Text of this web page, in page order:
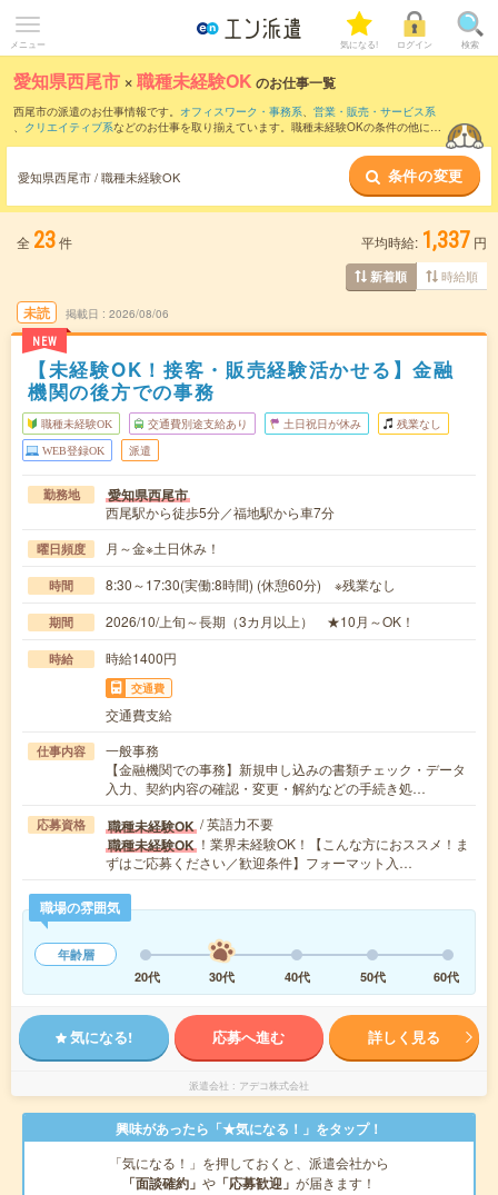
メニュー 気になる! ログイン 検索
愛知県西尾市 ×職種未経験OK のお仕事一覧
西尾市の派遣のお仕事情報です。 オフィスワーク・事務系、 営業・販売・サービス系
、 クリエイティブ系などのお仕事を取り揃えています。職種未経験OKの条件の他に、
愛知県西尾市 / 職種未経験OK 条件の変更
全 23件 平均時給: 1,337 円
新着順 時給順
未読
NEW
掲載日 2026/08/06
【未経験OK！接客・販売経験活かせる】金融
機関の後方での事務
職種未経験OK 交通費別途支給あり 土日祝日が休み 残業なし
WEB登録OK 派遣
勤務地 愛知県西尾市
西尾駅から徒歩5分／福地駅から車7分
曜日頻度 月～金※土日休み！
時間 8:30～17:30(実働:8時間) (休憩60分) ※残業なし
期間 2026/10/上旬～長期（3カ月以上） ★10月～OK！
時給 時給1400円
交通費
交通費支給
仕事内容
一般事務
【金融機関での事務】新規申し込みの書類チェック・データ
入力、契約内容の確認・変更・解約などの手続き処…
応募資格 職種未経験OK / 英語力不要
職種未経験OK ！業界未経験OK！【こんな方におススメ！ま
ずはご応募ください／歓迎条件】フォーマット入…
職場の雰囲気
年齢層
20代
30代 40代 50代 60代
気になる! 応募へ進む 詳しく見る
派遣会社 アデコ株式会社
興味があったら「★気になる！」をタップ！
「気になる！」を押しておくと、派遣会社から
「面談確約」 や 「応募歓迎」 が届きます！